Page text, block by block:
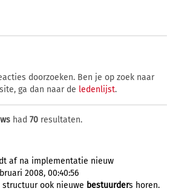
doorzoeken. Ben je op zoek naar
ga dan naar de ledenlijst.
had 70 resultaten.
af na implementatie nieuw
2008, 00:40:56
ook nieuwe bestuurders horen.